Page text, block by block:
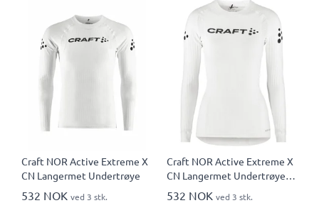
Craft NOR Active Extreme X
CN Langermet Undertrøye
532 NOK ved 3 stk.
Craft NOR Active Extreme X
CN Langermet Undertrøye
Dame
532 NOK ved 3 stk.